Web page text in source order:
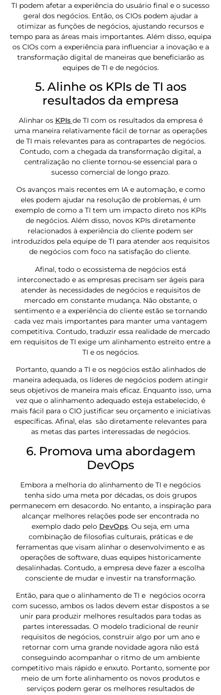
TI podem afetar a experiência do usuário final e o sucesso
geral dos negócios. Então, os CIOs podem ajudar a
otimizar as funções de negócios, ajustando recursos e
tempo para as áreas mais importantes. Além disso, equipa
os CIOs com a experiência para influenciar a inovação e a
transformação digital de maneiras que beneficiarão as
equipes de TI e de negócios.
5. Alinhe os KPIs de TI aos
resultados da empresa
Alinhar os KPIs de TI com os resultados da empresa é
uma maneira relativamente fácil de tornar as operações
de TI mais relevantes para as contrapartes de negócios.
Contudo, com a chegada da transformação digital, a
centralização no cliente tornou-se essencial para o
sucesso comercial de longo prazo.
Os avanços mais recentes em IA e automação, e como
eles podem ajudar na resolução de problemas, é um
exemplo de como a TI tem um impacto direto nos KPIs
de negócios. Além disso, novos KPIs diretamente
relacionados à experiência do cliente podem ser
introduzidos pela equipe de TI para atender aos requisitos
de negócios com foco na satisfação do cliente.
Afinal, todo o ecossistema de negócios está
interconectado e as empresas precisam ser ágeis para
atender às necessidades de negócios e requisitos de
mercado em constante mudança. Não obstante, o
sentimento e a experiência do cliente estão se tornando
cada vez mais importantes para manter uma vantagem
competitiva. Contudo, traduzir essa realidade de mercado
em requisitos de TI exige um alinhamento estreito entre a
TI e os negócios.
Portanto, quando a TI e os negócios estão alinhados de
maneira adequada, os líderes de negócios podem atingir
seus objetivos de maneira mais eficaz. Enquanto isso, uma
vez que o alinhamento adequado esteja estabelecido, é
mais fácil para o CIO justificar seu orçamento e iniciativas
específicas. Afinal, elas são diretamente relevantes para
as metas das partes interessadas de negócios.
6. Promova uma abordagem
DevOps
Embora a melhoria do alinhamento de TI e negócios
tenha sido uma meta por décadas, os dois grupos
permanecem em desacordo. No entanto, a inspiração para
alcançar melhores relações pode ser encontrada no
exemplo dado pelo DevOps. Ou seja, em uma
combinação de filosofias culturais, práticas e de
ferramentas que visam alinhar o desenvolvimento e as
operações de software, duas equipes historicamente
desalinhadas. Contudo, a empresa deve fazer a escolha
consciente de mudar e investir na transformação.
Então, para que o alinhamento de TI e negócios ocorra
com sucesso, ambos os lados devem estar dispostos a se
unir para produzir melhores resultados para todas as
partes interessadas. O modelo tradicional de reunir
requisitos de negócios, construir algo por um ano e
retornar com uma grande novidade agora não está
conseguindo acompanhar o ritmo de um ambiente
competitivo mais rápido e enxuto. Portanto, somente por
meio de um forte alinhamento os novos produtos e
serviços podem gerar os melhores resultados de